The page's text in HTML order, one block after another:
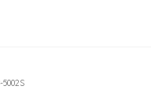
5002S